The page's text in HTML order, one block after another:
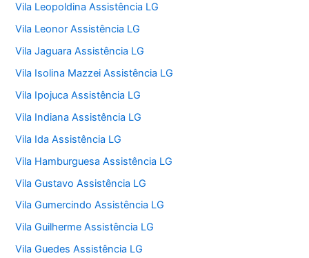
Vila Leopoldina Assistência LG
Vila Leonor Assistência LG
Vila Jaguara Assistência LG
Vila Isolina Mazzei Assistência LG
Vila Ipojuca Assistência LG
Vila Indiana Assistência LG
Vila Ida Assistência LG
Vila Hamburguesa Assistência LG
Vila Gustavo Assistência LG
Vila Gumercindo Assistência LG
Vila Guilherme Assistência LG
Vila Guedes Assistência LG